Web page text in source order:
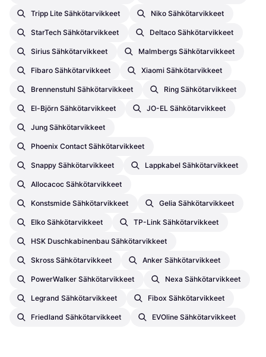
Tripp Lite Sähkötarvikkeet Niko Sähkötarvikkeet
StarTech Sähkötarvikkeet Deltaco Sähkötarvikkeet
Sirius Sähkötarvikkeet Malmbergs Sähkötarvikkeet
Fibaro Sähkötarvikkeet Xiaomi Sähkötarvikkeet
Brennenstuhl Sähkötarvikkeet Ring Sähkötarvikkeet
El-Björn Sähkötarvikkeet JO-EL Sähkötarvikkeet
Jung Sähkötarvikkeet
Phoenix Contact Sähkötarvikkeet
Snappy Sähkötarvikkeet Lappkabel Sähkötarvikkeet
Allocacoc Sähkötarvikkeet
Konstsmide Sähkötarvikkeet Gelia Sähkötarvikkeet
Elko Sähkötarvikkeet TP-Link Sähkötarvikkeet
HSK Duschkabinenbau Sähkötarvikkeet
Skross Sähkötarvikkeet Anker Sähkötarvikkeet
PowerWalker Sähkötarvikkeet Nexa Sähkötarvikkeet
Legrand Sähkötarvikkeet Fibox Sähkötarvikkeet
Friedland Sähkötarvikkeet EVOline Sähkötarvikkeet